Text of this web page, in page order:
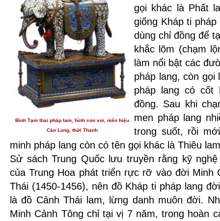
Bình Tạm thai pháp lam, hình con voi, niên hiệu
Càn Long, thời Thanh
gọi khác là Phất
giống Kháp ti
dùng chỉ đồng để
khắc lõm (chạm
làm nổi bật các
pháp lang, còn gọi
pháp lang có cốt
đồng. Sau khi
men pháp lang
trong suốt, rồi
minh pháp lang còn có tên gọi khác là Thiêu
Sử sách Trung Quốc lưu truyền rằng kỹ
của Trung Hoa phát triển rực rỡ vào đời Minh
Thái (1450-1456), nên đồ Kháp ti pháp lang
là đồ Cảnh Thái lam, lừng danh muôn đời.
Minh Cảnh Tông chỉ tại vị 7 năm, trong hoàn